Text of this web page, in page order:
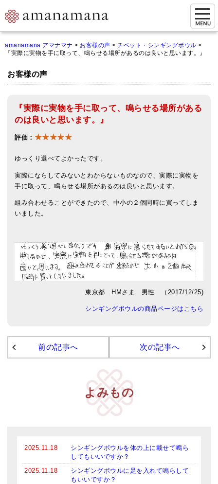
ご来店予約（実店舗）
オンライン相談&購入
シンギングボウル講座
倍音呼吸法レッスン
オンラインショップ
商品一覧
チベット・シンギングボウル
新・鍛造スペシャル
マンダラ彫（黒・渋金）
特大シンギングボウル・特殊柄
スティック・マレット・リング（台座）
プレミアム・ティンシャ（L・M）
ティンシャケース
チベット・真マントラ香
amanamana アマナマナ > お客様の声 > チベット・シンギングボウル >
『実際に実物を手に取って、鳴らせる場所があるのは良いと思います。』
お客様の声
『実際に実物を手に取って、鳴らせる場所がある
のは良いと思います。』
評価： ★★★★★
ゆっくり選べてよかったです。
実際にならしてみないとわからないものなので、実際に実物を
手に取って、鳴らせる場所があるのは良いと思います。
組み合わせることができたので、中小の２個同時に買ってしま
いました。
東京都 HMさま 男性 （2017/12/25)
シンギングボウルの商品ページはこちら
前の記事へ 次の記事へ
よみもの
2025.11.18
シンギングボウルを体の上に載せて鳴ら
してもいいですか？
2025.11.18
シンギングボウルに足を入れて鳴らして
もいいですか？